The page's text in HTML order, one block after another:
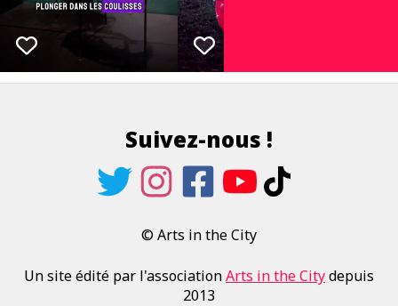
Suivez-nous !
© Arts in the City
Un site édité par l'associationArts in the Citydepuis
2013